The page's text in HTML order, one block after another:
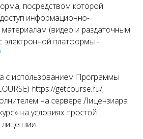
посредством которой
информационно-
(видео и раздаточным
электронной платформы -
.
с использованием Программы
https://getcourse.ru/,
на сервере Лицензиара
на условиях простой